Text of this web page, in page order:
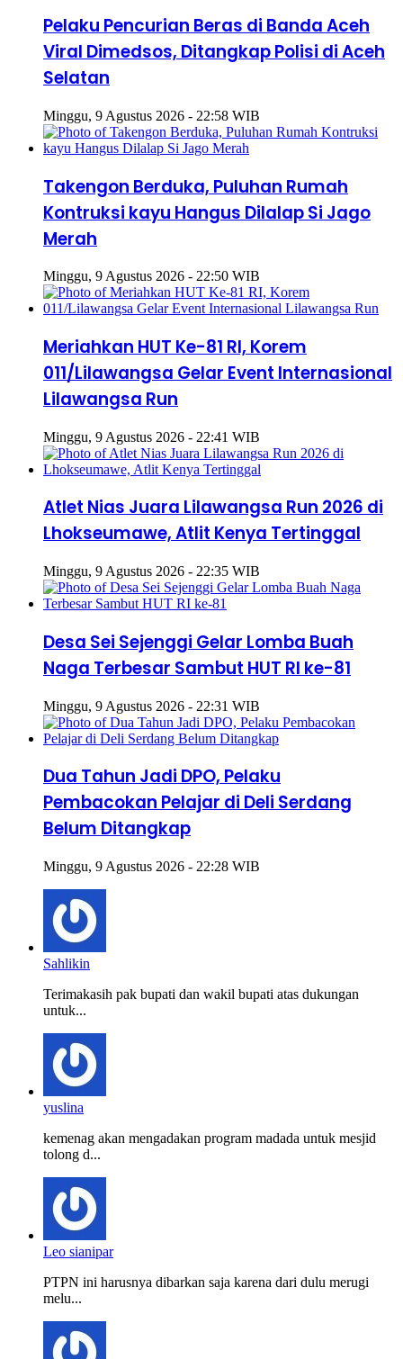
Pelaku Pencurian Beras di Banda Aceh
Viral Dimedsos, Ditangkap Polisi di Aceh
Selatan
Minggu, 9 Agustus 2026 - 22:58 WIB
Takengon Berduka, Puluhan Rumah
Kontruksi kayu Hangus Dilalap Si Jago
Merah
Minggu, 9 Agustus 2026 - 22:50 WIB
Meriahkan HUT Ke-81 RI, Korem
011/Lilawangsa Gelar Event Internasional
Lilawangsa Run
Minggu, 9 Agustus 2026 - 22:41 WIB
Atlet Nias Juara Lilawangsa Run 2026 di
Lhokseumawe, Atlit Kenya Tertinggal
Minggu, 9 Agustus 2026 - 22:35 WIB
Desa Sei Sejenggi Gelar Lomba Buah
Naga Terbesar Sambut HUT RI ke-81
Minggu, 9 Agustus 2026 - 22:31 WIB
Dua Tahun Jadi DPO, Pelaku
Pembacokan Pelajar di Deli Serdang
Belum Ditangkap
Minggu, 9 Agustus 2026 - 22:28 WIB
Sahlikin
Terimakasih pak bupati dan wakil bupati atas dukungan
untuk...
yuslina
kemenag akan mengadakan program madada untuk mesjid
tolong d...
Leo sianipar
PTPN ini harusnya dibarkan saja karena dari dulu merugi
melu...